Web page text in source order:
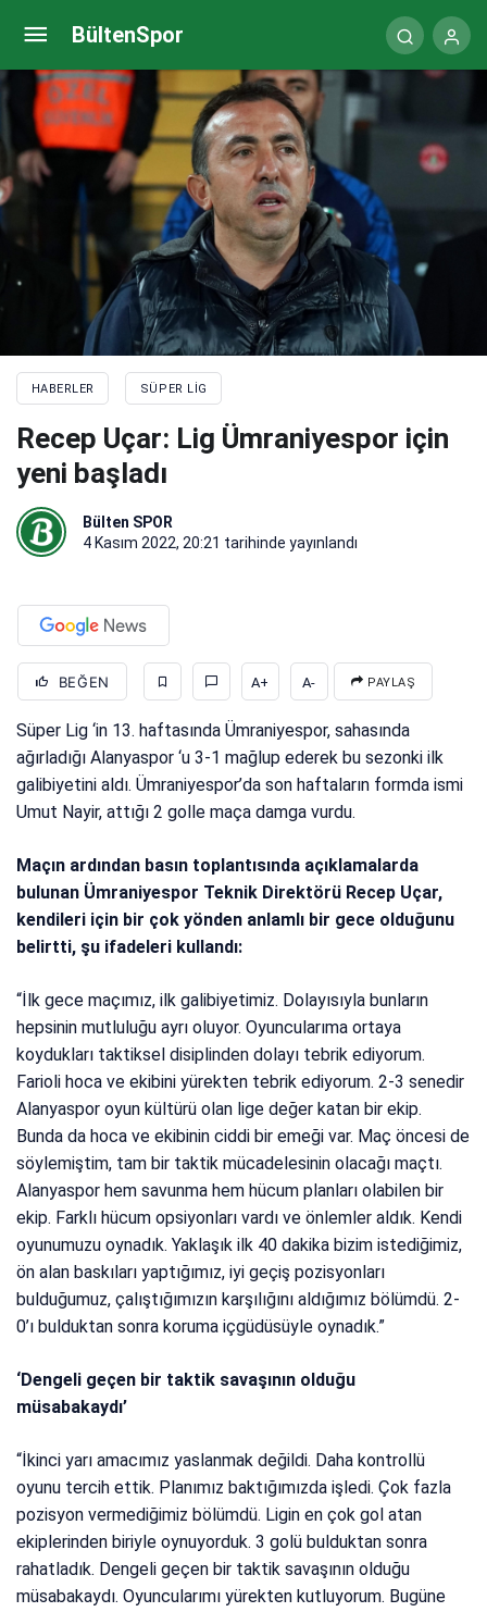
BültenSpor
HABERLER SÜPER LIG
Recep Uçar: Lig Ümraniyespor için
yeni başladı
Bülten SPOR
4 Kasım 2022, 20:21 tarihinde yayınlandı
BEĞEN A+ A- PAYLAŞ
Süper Lig ‘in 13. haftasında Ümraniyespor, sahasında
ağırladığı Alanyaspor ‘u 3-1 mağlup ederek bu sezonki ilk
galibiyetini aldı. Ümraniyespor’da son haftaların formda ismi
Umut Nayir, attığı 2 golle maça damga vurdu.
Maçın ardından basın toplantısında açıklamalarda
bulunan Ümraniyespor Teknik Direktörü Recep Uçar,
kendileri için bir çok yönden anlamlı bir gece olduğunu
belirtti, şu ifadeleri kullandı:
“İlk gece maçımız, ilk galibiyetimiz. Dolayısıyla bunların
hepsinin mutluluğu ayrı oluyor. Oyuncularıma ortaya
koydukları taktiksel disiplinden dolayı tebrik ediyorum.
Farioli hoca ve ekibini yürekten tebrik ediyorum. 2-3 senedir
Alanyaspor oyun kültürü olan lige değer katan bir ekip.
Bunda da hoca ve ekibinin ciddi bir emeği var. Maç öncesi de
söylemiştim, tam bir taktik mücadelesinin olacağı maçtı.
Alanyaspor hem savunma hem hücum planları olabilen bir
ekip. Farklı hücum opsiyonları vardı ve önlemler aldık. Kendi
oyunumuzu oynadık. Yaklaşık ilk 40 dakika bizim istediğimiz,
ön alan baskıları yaptığımız, iyi geçiş pozisyonları
bulduğumuz, çalıştığımızın karşılığını aldığımız bölümdü. 2-
0’ı bulduktan sonra koruma içgüdüsüyle oynadık.”
‘Dengeli geçen bir taktik savaşının olduğu
müsabakaydı’
“İkinci yarı amacımız yaslanmak değildi. Daha kontrollü
oyunu tercih ettik. Planımız baktığımızda işledi. Çok fazla
pozisyon vermediğimiz bölümdü. Ligin en çok gol atan
ekiplerinden biriyle oynuyorduk. 3 golü bulduktan sonra
rahatladık. Dengeli geçen bir taktik savaşının olduğu
müsabakaydı. Oyuncularımı yürekten kutluyorum. Bugüne
Necati Erkmen: Maçın hakkı beraberlikti